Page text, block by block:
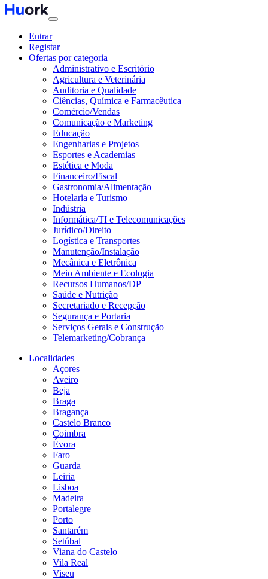
Entrar
Registar
Ofertas por categoria
Administrativo e Escritório
Agricultura e Veterinária
Auditoria e Qualidade
Ciências, Química e Farmacêutica
Comércio/Vendas
Comunicação e Marketing
Educação
Engenharias e Projetos
Esportes e Academias
Estética e Moda
Financeiro/Fiscal
Gastronomia/Alimentação
Hotelaria e Turismo
Indústria
Informática/TI e Telecomunicações
Jurídico/Direito
Logística e Transportes
Manutenção/Instalação
Mecânica e Eletrônica
Meio Ambiente e Ecologia
Recursos Humanos/DP
Saúde e Nutrição
Secretariado e Recepção
Segurança e Portaria
Serviços Gerais e Construção
Telemarketing/Cobrança
Localidades
Açores
Aveiro
Beja
Braga
Bragança
Castelo Branco
Coimbra
Évora
Faro
Guarda
Leiria
Lisboa
Madeira
Portalegre
Porto
Santarém
Setúbal
Viana do Castelo
Vila Real
Viseu